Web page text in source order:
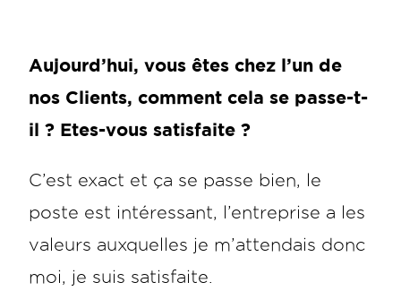
Aujourd’hui, vous êtes chez l’un de
nos Clients, comment cela se passe-t-
il ? Etes-vous satisfaite ?
C’est exact et ça se passe bien, le
poste est intéressant, l’entreprise a les
valeurs auxquelles je m’attendais donc
moi, je suis satisfaite.